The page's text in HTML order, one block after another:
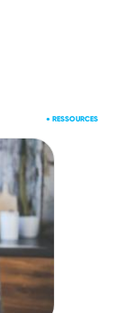
● RESSOURCES